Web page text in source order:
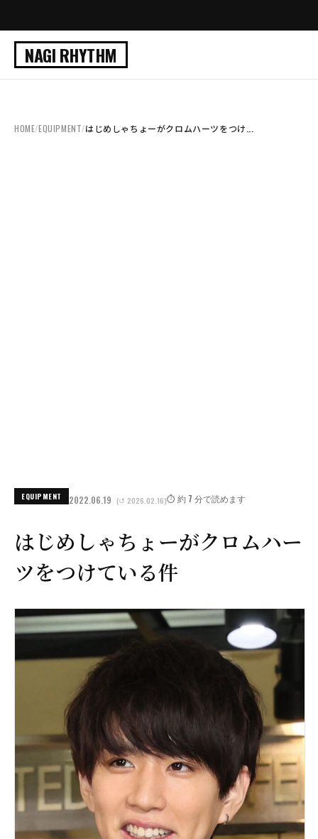
NAGI RHYTHM
HOME/EQUIPMENT/はじめしゃちょーがクロムハーツをつけ...
EQUIPMENT 2022.06.19 (↺ 2026.02.16)⏱️ 約 7 分で読めます
はじめしゃちょーがクロムハー
ツをつけている件